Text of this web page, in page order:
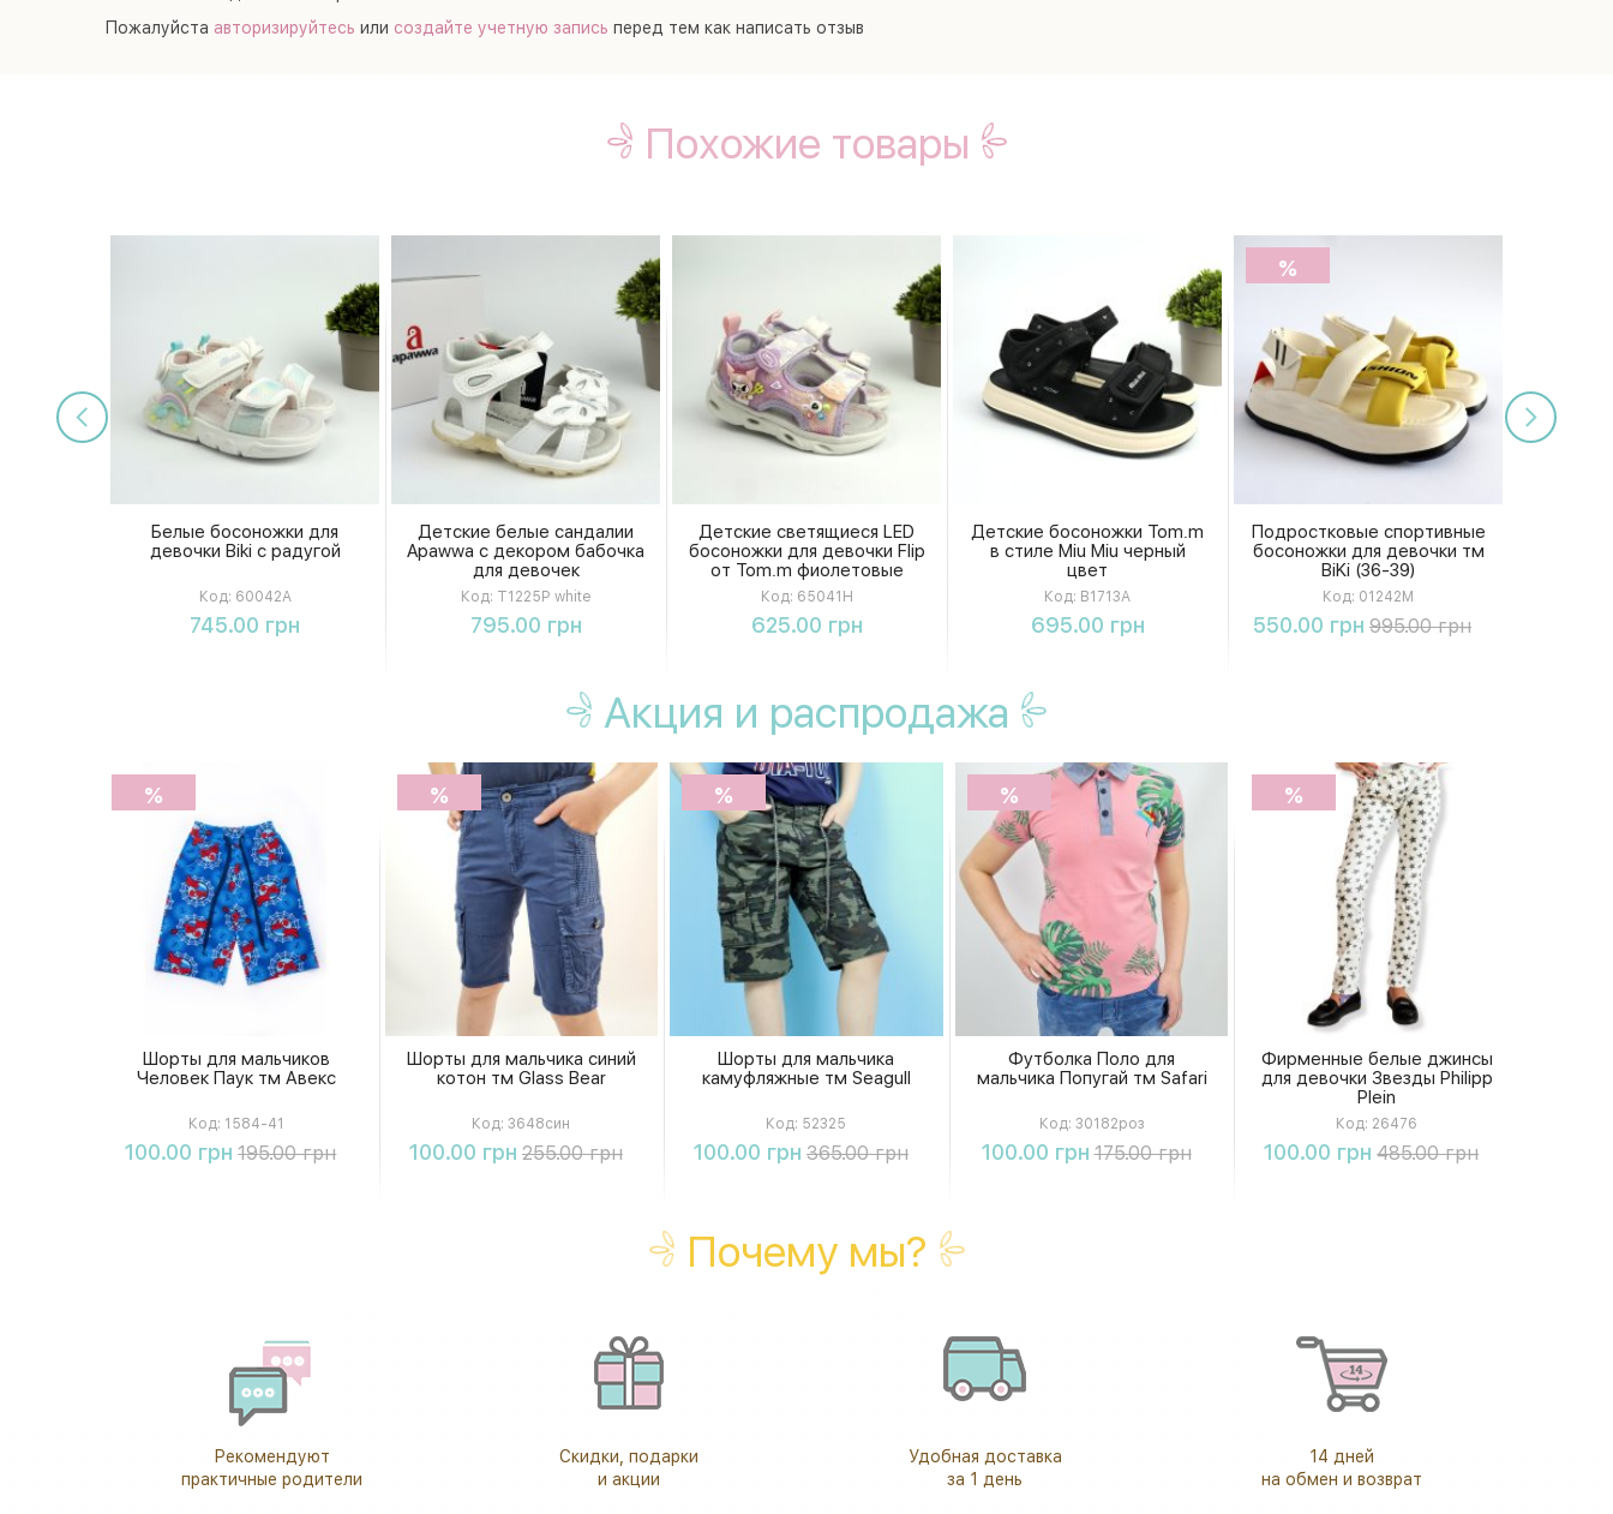
Пожалуйста авторизируйтесь или создайте учетную запись перед тем как написать отзыв
Похожие товары
Белые босоножки для
девочки Biki с радугой
Код: 60042A
745.00 грн
Купить
Детские белые сандалии
Apawwa с декором бабочка
для девочек
Код: T1225P white
795.00 грн
Детские светящиеся LED
босоножки для девочки Flip
от Tom.m фиолетовые
Код: 65041H
625.00 грн
Купить
Детские босоножки Tom.m
в стиле Miu Miu черный
цвет
Код: B1713A
695.00 грн
Купить
АКЦІЯ
%
Подростковые спортивные
босоножки для девочки тм
BiKi (36-39)
Код: 01242M
550.00 грн 995.00 грн
Купить
Акция и распродажа
%
Шорты для мальчиков
Человек Паук тм Авекс
Код: 1584-41
100.00 грн 195.00 грн
Купить
%
Шорты для мальчика синий
котон тм Glass Bear
Код: 3648син
100.00 грн 255.00 грн
Купить
%
Шорты для мальчика
камуфляжные тм Seagull
Код: 52325
100.00 грн 365.00 грн
Купить
%
Футболка Поло для
мальчика Попугай тм Safari
Код: 30182роз
100.00 грн 175.00 грн
Купить
%
Фирменные белые джинсы
для девочки Звезды Philipp
Plein
Код: 26476
100.00 грн 485.00 грн
Купить
Почему мы?
Рекомендуют
практичные родители
Скидки, подарки
и акции
Удобная доставка
за 1 день
14 дней
на обмен и возврат